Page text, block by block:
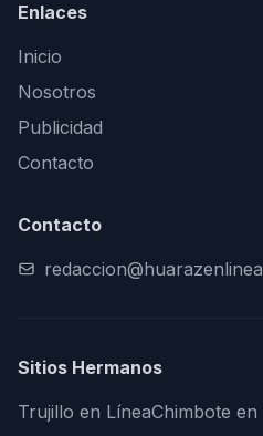
Enlaces
Inicio
Nosotros
Publicidad
Contacto
Contacto
Sitios Hermanos
Trujillo en LíneaChimbote en